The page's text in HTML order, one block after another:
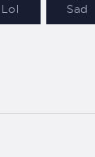
Lol
Sad